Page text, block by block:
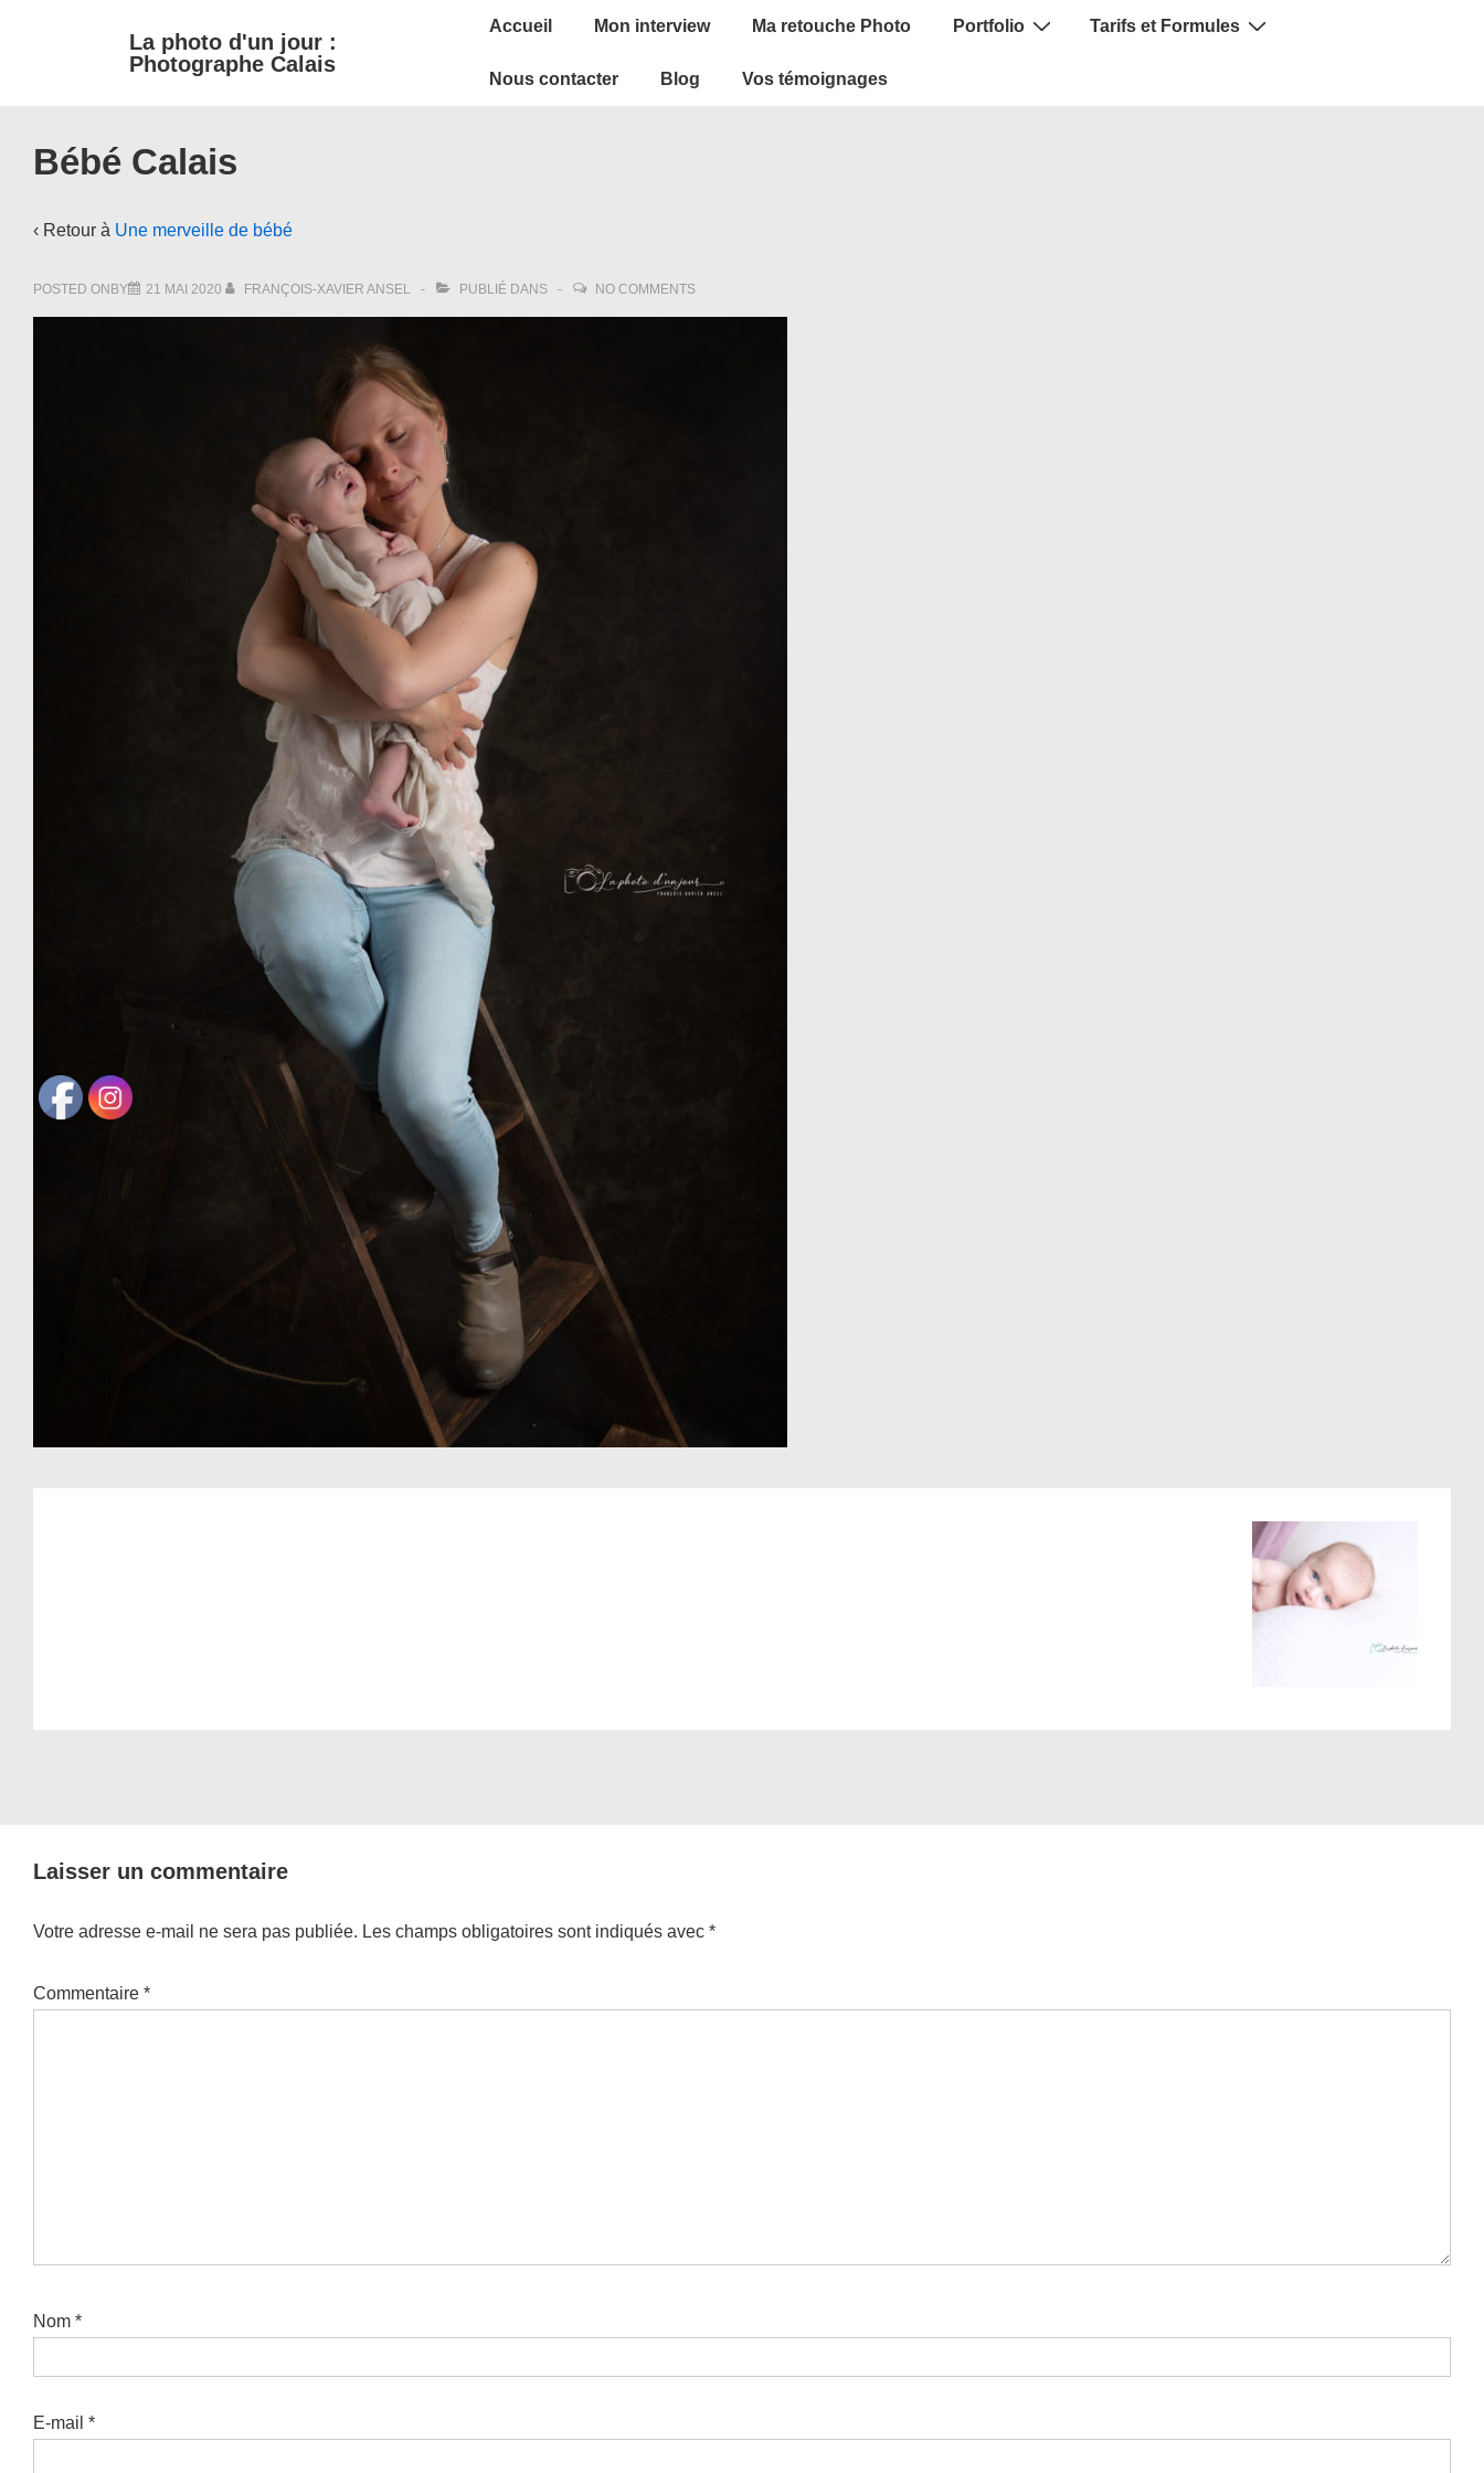
La photo d'un jour :
Photographe Calais
Main
Accueil Mon interview Ma retouche Photo Portfolio Tarifs et Formules
Nous contacter Blog Vos témoignages
Bébé Calais
‹ Retour à Une merveille de bébé
POSTED ONBY 21 MAI 2020 FRANÇOIS-XAVIER ANSEL PUBLIÉ DANS NO COMMENTS
Laisser un commentaire
Votre adresse e-mail ne sera pas publiée. Les champs obligatoires sont indiqués avec *
Commentaire *
Nom *
E-mail *